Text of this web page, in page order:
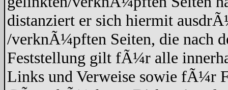
distanziert er sich hiermit
/verknÃ¼pften Seiten, die nach
Feststellung gilt fÃ¼r alle
Links und Verweise sowie fÃ¼r